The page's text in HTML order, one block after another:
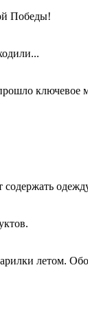
Победы!
летом.